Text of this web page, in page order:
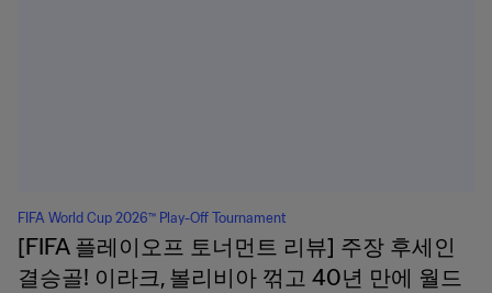
FIFA World Cup 2026™ Play-Off Tournament
[FIFA 플레이오프 토너먼트 리뷰] 주장 후세인
결승골! 이라크, 볼리비아 꺾고 40년 만에 월드